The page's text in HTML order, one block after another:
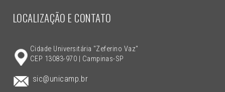
LOCALIZAÇÃO E CONTATO
Cidade Universitária "Zeferino Vaz"
CEP 13083-970 | Campinas-SP
sic@unicamp.br